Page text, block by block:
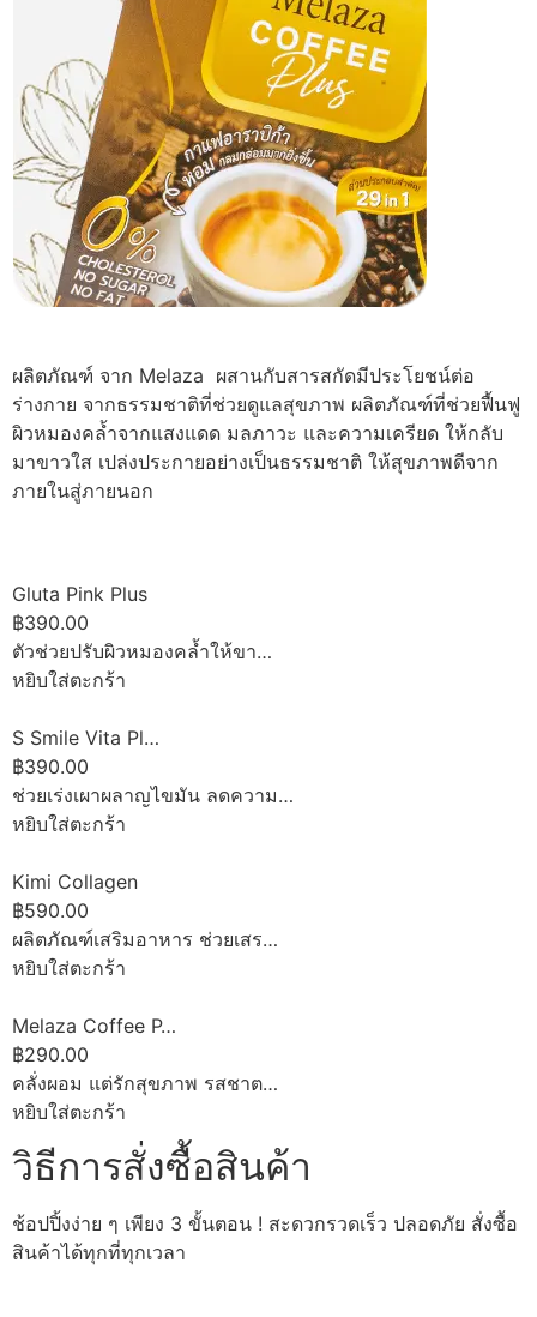
ผลิตภัณฑ์ จาก Melaza ผสานกับสารสกัดมีประโยชน์ต่อ
ร่างกาย จากธรรมชาติที่ช่วยดูแลสุขภาพ ผลิตภัณฑ์ที่ช่วยฟื้นฟู
ผิวหมองคล้ำจากแสงแดด มลภาวะ และความเครียด ให้กลับ
มาขาวใส เปล่งประกายอย่างเป็นธรรมชาติ ให้สุขภาพดีจาก
ภายในสู่ภายนอก
Gluta Pink Plus
฿390.00
ตัวช่วยปรับผิวหมองคล้ำให้ขา…
หยิบใส่ตะกร้า
S Smile Vita Pl…
฿390.00
ช่วยเร่งเผาผลาญไขมัน ลดความ…
หยิบใส่ตะกร้า
Kimi Collagen
฿590.00
ผลิตภัณฑ์เสริมอาหาร ช่วยเสร…
หยิบใส่ตะกร้า
Melaza Coffee P…
฿290.00
คลั่งผอม แต่รักสุขภาพ รสชาต…
หยิบใส่ตะกร้า
วิธีการสั่งซื้อสินค้า
ช้อปปิ้งง่าย ๆ เพียง 3 ขั้นตอน ! สะดวกรวดเร็ว ปลอดภัย สั่งซื้อ
สินค้าได้ทุกที่ทุกเวลา